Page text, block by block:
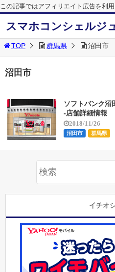
この記事ではアフィリエイト広告を利用
スマホコンシェルジ
TOP 群馬県 沼田市
沼田市
ソフトバンク沼
-店舗詳細情報
2018/11/26
沼田市 群馬県
イチオ